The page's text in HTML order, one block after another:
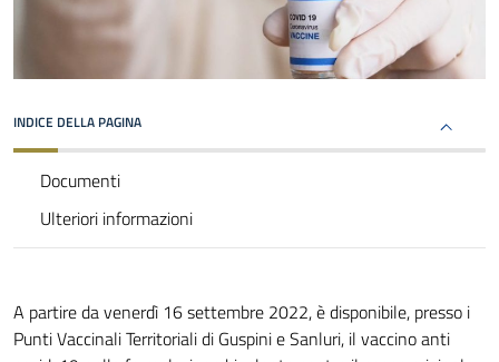
INDICE DELLA PAGINA
Documenti
Ulteriori informazioni
A partire davenerdì 16settembre 2022, è disponibile, presso i
Punti Vaccinali Territoriali di Guspini e Sanluri, il vaccino anti